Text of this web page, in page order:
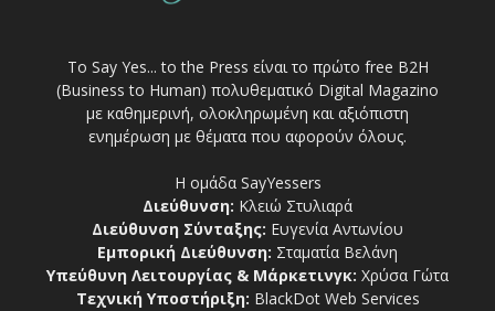
Το Say Yes... to the Press είναι το πρώτο free Β2Η
(Business to Human) πολυθεματικό Digital Magazino
με καθημερινή, ολοκληρωμένη και αξιόπιστη
ενημέρωση με θέματα που αφορούν όλους.
Η ομάδα SayYessers
Διεύθυνση: Κλειώ Στυλιαρά
Διεύθυνση Σύνταξης: Ευγενία Αντωνίου
Εμπορική Διεύθυνση: Σταματία Βελάνη
Υπεύθυνη Λειτουργίας & Μάρκετινγκ: Χρύσα Γώτα
Τεχνική Υποστήριξη: BlackDot Web Services